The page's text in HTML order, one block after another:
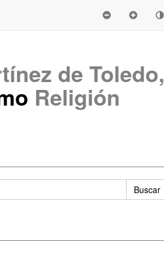
de Toledo,
Religión
Buscar